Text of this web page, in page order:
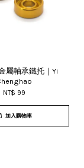
屬軸承鐵托｜Yi
NT$ 99
加入購物車